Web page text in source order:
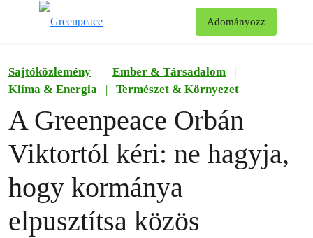
Adományozz
Sajtóközlemény Ember & Társadalom
|
Klíma & Energia
| Természet & Környezet
A Greenpeace Orbán
Viktortól kéri: ne hagyja,
hogy kormánya
elpusztítsa közös